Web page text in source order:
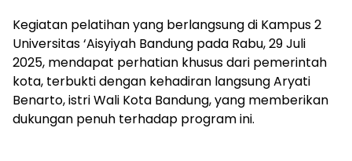
Kegiatan pelatihan yang berlangsung di Kampus 2
Universitas ‘Aisyiyah Bandung pada Rabu, 29 Juli
2025, mendapat perhatian khusus dari pemerintah
kota, terbukti dengan kehadiran langsung Aryati
Benarto, istri Wali Kota Bandung, yang memberikan
dukungan penuh terhadap program ini.